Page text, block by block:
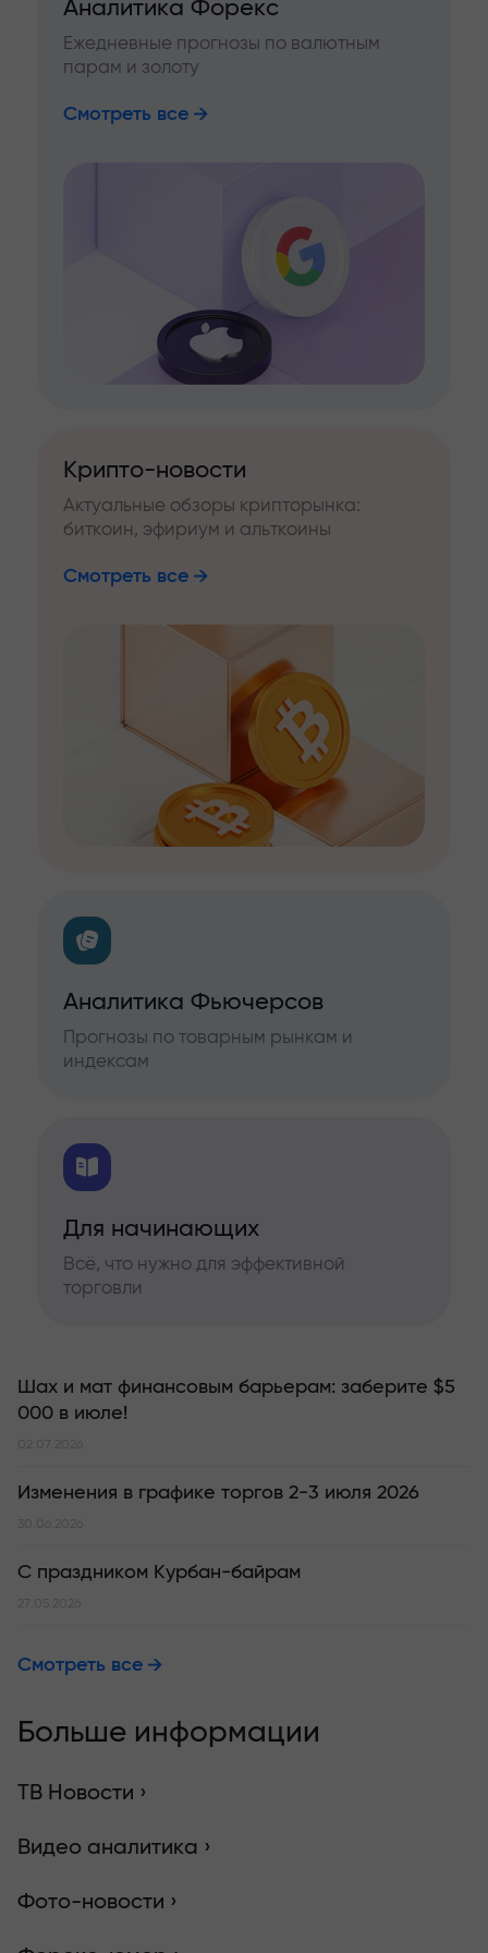
Аналитика Форекс
Ежедневные прогнозы по валютным
парам и золоту
Смотреть все
Крипто-новости
Актуальные обзоры крипторынка:
биткоин, эфириум и альткоины
Смотреть все
Аналитика Фьючерсов
Прогнозы по товарным рынкам и
индексам
Для начинающих
Всё, что нужно для эффективной
торговли
Шах и мат финансовым барьерам: заберите $5
000 в июле!
02.07.2026
Изменения в графике торгов 2-3 июля 2026
30.06.2026
С праздником Курбан-байрам
27.05.2026
Смотреть все
Больше информации
ТВ Новости ›
Видео аналитика ›
Фото-новости ›